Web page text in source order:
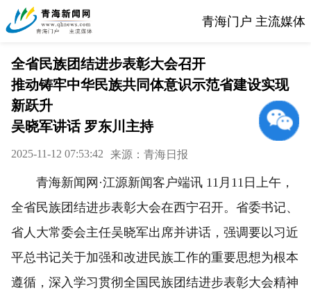
青海门户 主流媒体
全省民族团结进步表彰大会召开
推动铸牢中华民族共同体意识示范省建设实现
新跃升
吴晓军讲话 罗东川主持
2025-11-12 07:53:42 来源：青海日报
青海新闻网·江源新闻客户端讯 11月11日上午，
全省民族团结进步表彰大会在西宁召开。省委书记、
省人大常委会主任吴晓军出席并讲话，强调要以习近
平总书记关于加强和改进民族工作的重要思想为根本
遵循，深入学习贯彻全国民族团结进步表彰大会精神